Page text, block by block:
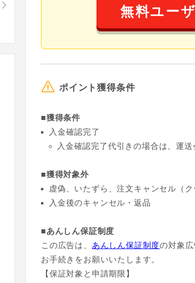
無料ユー
ポイント獲得条件
■獲得条件
入金確認完了
入金確認完了代引きの場合は、運
■獲得対象外
虚偽、いたずら、注文キャンセル（ク
入金後のキャンセル・返品
■あんしん保証制度
この広告は、 あんしん保証制度の対象
お手続きをお願いいたします。
【保証対象と申請期限】